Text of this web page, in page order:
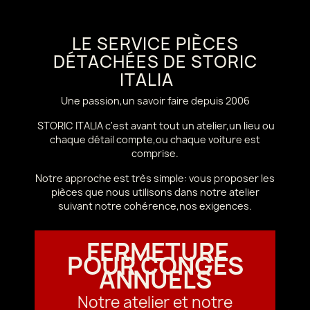
LE SERVICE PIÈCES
DÉTACHÉES DE STORIC
ITALIA
Une passion,un savoir faire depuis 2006
STORIC ITALIA c'est avant tout un atelier,un lieu ou
chaque détail compte,ou chaque voiture est
comprise.
Notre approche est très simple: vous proposer les
pièces que nous utilisons dans notre atelier
suivant notre cohérence,nos exigences.
FERMETURE
POUR CONGÉS
ANNUELS
Notre atelier et notre